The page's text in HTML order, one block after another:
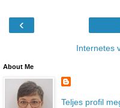
‹
Internetes
About Me
Teljes profil